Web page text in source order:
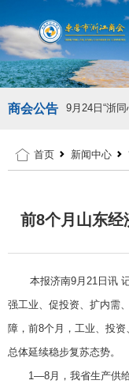
商会公告 9月24日“浙
首页 新闻中心
前8个月山东经
本报济南9月21日讯 记
强工业、促投资、扩内需
障，前8个月，工业、投
总体延续稳步复苏态势。
1—8月，我省生产供给